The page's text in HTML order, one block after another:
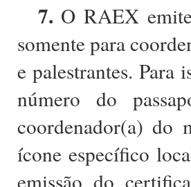
7. O RAEX
somente para
e palestrantes. Para
número do
coordenador(a) do
ícone específico
emissão do